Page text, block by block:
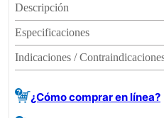
Descripción
Especificaciones
Indicaciones /
¿Cómo comprar en línea?